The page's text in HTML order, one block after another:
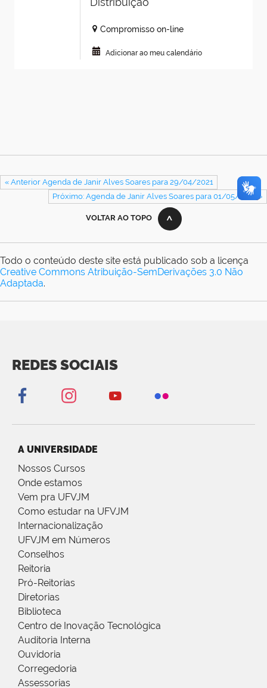
Compromisso on-line
Adicionar ao meu calendário
« Anterior Agenda de Janir Alves Soares para 29/04/2021
Próximo: Agenda de Janir Alves Soares para 01/05/2021 »
VOLTAR AO TOPO
Todo o conteúdo deste site está publicado sob a licença
Creative Commons Atribuição-SemDerivações 3.0 Não
Adaptada.
REDES SOCIAIS
A UNIVERSIDADE
Nossos Cursos
Onde estamos
Vem pra UFVJM
Como estudar na UFVJM
Internacionalização
UFVJM em Números
Conselhos
Reitoria
Pró-Reitorias
Diretorias
Biblioteca
Centro de Inovação Tecnológica
Auditoria Interna
Ouvidoria
Corregedoria
Assessorias